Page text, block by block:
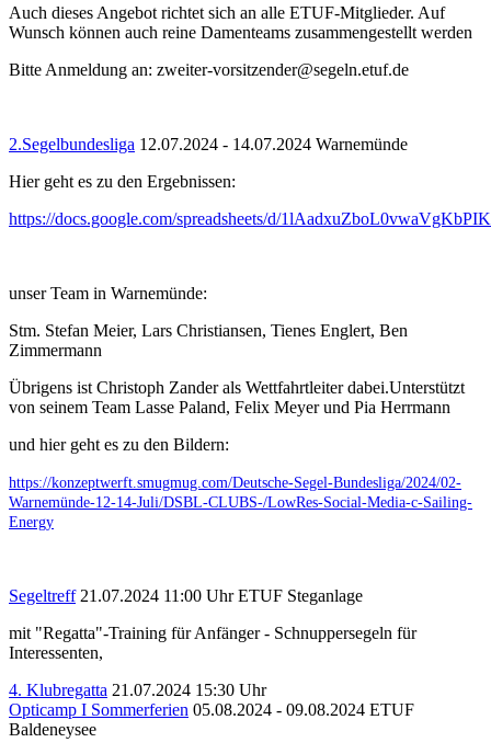
Auch dieses Angebot richtet sich an alle ETUF-Mitglieder. Auf
Wunsch können auch reine Damenteams zusammengestellt werden
Bitte Anmeldung an: zweiter-vorsitzender@segeln.etuf.de
2.Segelbundesliga 12.07.2024 - 14.07.2024 Warnemünde
Hier geht es zu den Ergebnissen:
https://docs.google.com/spreadsheets/d/
unser Team in Warnemünde:
Stm. Stefan Meier, Lars Christiansen, Tienes Englert, Ben
Zimmermann
Übrigens ist Christoph Zander als Wettfahrtleiter dabei.Unterstützt
von seinem Team Lasse Paland, Felix Meyer und Pia Herrmann
und hier geht es zu den Bildern:
https://konzeptwerft.smugmug.com/Deutsche-Segel-Bundesliga/2024/02-
Warnemünde-12-14-Juli/DSBL-CLUBS-/LowRes-Social-Media-c-Sailing-
Energy
Segeltreff 21.07.2024 11:00 Uhr ETUF Steganlage
mit "Regatta"-Training für Anfänger - Schnuppersegeln für
Interessenten,
4. Klubregatta 21.07.2024 15:30 Uhr
Opticamp I Sommerferien 05.08.2024 - 09.08.2024 ETUF
Baldeneysee